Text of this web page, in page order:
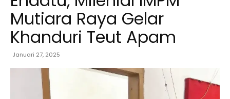
Mutiara Raya Gelar
Khanduri Teut Apam
Januari 27, 2025